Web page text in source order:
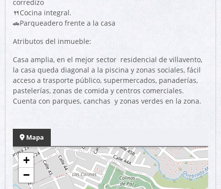
corredizo
🍴Cocina integral.
🚗Parqueadero frente a la casa
Atributos del inmueble:
Casa amplia, en el mejor sector residencial de villavento,
la casa queda diagonal a la piscina y zonas sociales, fácil
acceso a trasporte público, supermercados, panaderías,
pastelerías, zonas de comida y centros comerciales.
Cuenta con parques, canchas y zonas verdes en la zona.
Mapa
+
−